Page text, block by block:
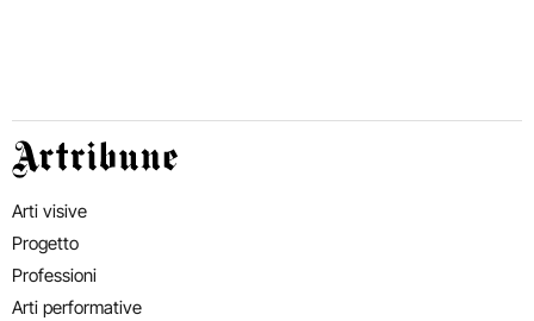
Artribune
Arti visive
Progetto
Professioni
Arti performative